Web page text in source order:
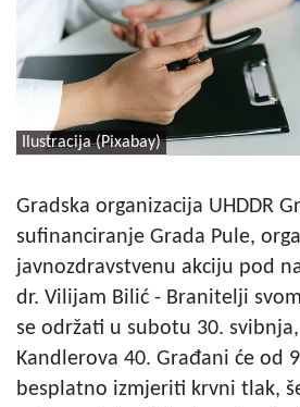
Ilustracija (Pixabay)
Gradska organizacija UHDDR
sufinanciranje Grada Pule,
javnozdravstvenu akciju pod
dr. Vilijam Bilić - Branitelji
se održati u subotu 30.
Kandlerova 40. Građani će od
besplatno izmjeriti krvni tlak,